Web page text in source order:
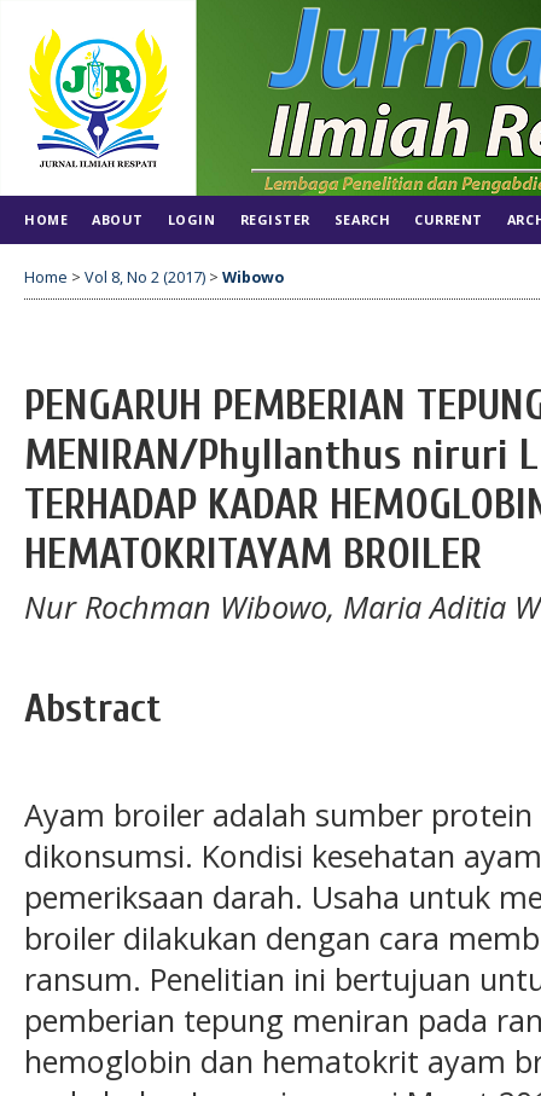
HOME ABOUT LOGIN REGISTER SEARCH CURRENT
Home > Vol 8, No 2 (2017) > Wibowo
PENGARUH PEMBERIAN
MENIRAN/Phyllanthus niruri
TERHADAP KADAR
HEMATOKRITAYAM BROILER
Nur Rochman Wibowo, Maria Aditia
Abstract
Ayam broiler adalah sumber
dikonsumsi. Kondisi kesehatan
pemeriksaan darah. Usaha untuk
broiler dilakukan dengan cara
ransum. Penelitian ini bertujuan
pemberian tepung meniran pada
hemoglobin dan hematokrit ayam